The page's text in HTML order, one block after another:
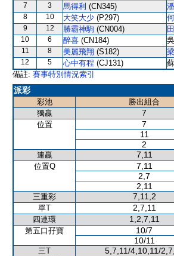
7
3 馬得利 (CN345)
8
10 大笑大少 (P297)
9
12 勝霸神駒 (CN004)
10
6 醉喜 (CN184)
11
8 美麗飛翔 (S182)
12
5 心中有程 (CJ131)
備註: 賽事特別情況索引
派彩
彩池 勝出組合
獨贏
7
位置 7
11
2
連贏 7,11
位置Q 7,11
2,7
2,11
三重彩 7,11,2
單T 2,7,11
四連環 1,2,7,11
第五口孖寶 10/7
10/11
三T 5,7,11/4,10,11/